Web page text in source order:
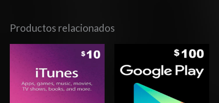
Productos relacionados